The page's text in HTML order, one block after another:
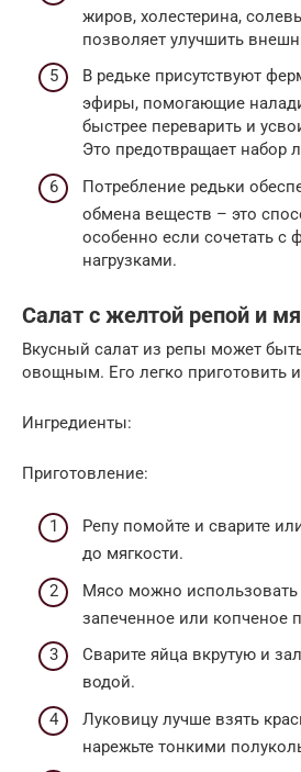
жиров, холестерина,
позволяет улучшить
В редьке присутствуют
эфиры, помогающие
быстрее переварить и
Это предотвращает набор
Потребление редьки
обмена веществ – это
особенно если сочетать с
нагрузками.
Салат с желтой репой и
Вкусный салат из репы может
овощным. Его легко приготовить
Ингредиенты:
Приготовление:
Репу помойте и сварите
до мягкости.
Мясо можно использовать
запеченное или копченое
Сварите яйца вкрутую и
водой.
Луковицу лучше взять
нарежьте тонкими